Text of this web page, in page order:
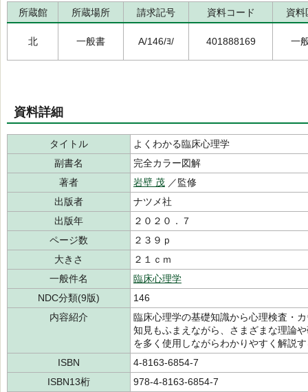
所蔵館 所蔵場所 請求記号 資料コード 資料
北 一般書 A/146/ﾖ/ 401888169 一
資料詳細
タイトル
よくわかる臨床心理学
副書名
完全カラー図解
著者
岩壁 茂 ／監修
出版者
ナツメ社
出版年
２０２０．７
ページ数
２３９ｐ
大きさ
２１ｃｍ
一般件名
臨床心理学
NDC分類(9版)
146
内容紹介
臨床心理学の基礎知識から心理検査・
知見もふまえながら、さまざまな理論
を多く使用しながらわかりやすく解説
ISBN
4-8163-6854-7
ISBN13桁
978-4-8163-6854-7